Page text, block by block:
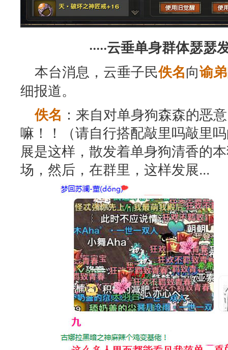
·····云垂单身群体瑟瑟
本台消息，云垂子民佚名向谕
细报道。
佚名 ：来自对单身狗森森的恶
嘛！！（请自行搭配敲里吗敲里
展是这样，散发着单身狗清香的
场，然后，在群里，这样发展...